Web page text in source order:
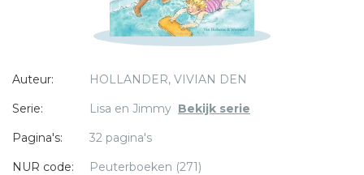
Auteur:
HOLLANDER, VIVIAN DEN
Serie:
Lisa en Jimmy Bekijk serie
Pagina's:
32 pagina's
NUR code:
Peuterboeken (271)
* = verplicht